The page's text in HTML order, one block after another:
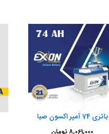
باتری 74 آمپر اکسون صبا